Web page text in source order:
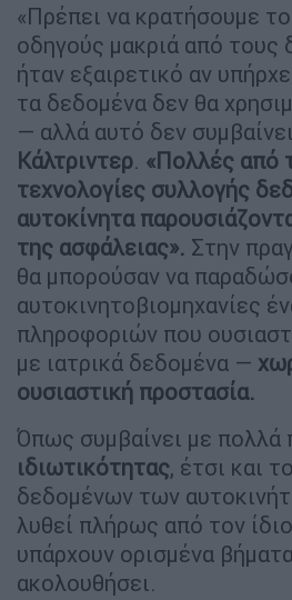
«Πρέπει να κρατήσουμε
οδηγούς μακριά από τους
ήταν εξαιρετικό αν
τα δεδομένα δεν θα
— αλλά αυτό δεν
Κάλτριντερ. «Πολλές από
τεχνολογίες συλλογής
αυτοκίνητα
της ασφάλειας». Στην
θα μπορούσαν να
αυτοκινητοβιομηχανίες
πληροφοριών που
με ιατρικά δεδομένα —
ουσιαστική προστασία.
Όπως συμβαίνει με πολλά
ιδιωτικότητας, έτσι και
δεδομένων των
λυθεί πλήρως από τον
υπάρχουν ορισμένα
ακολουθήσει.